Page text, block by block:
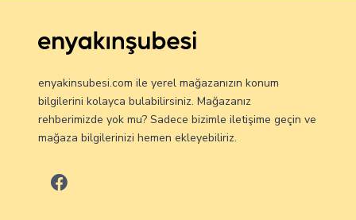
enyakinsubesi.com ile yerel mağazanızın konum
bilgilerini kolayca bulabilirsiniz. Mağazanız
rehberimizde yok mu? Sadece bizimle iletişime geçin ve
mağaza bilgilerinizi hemen ekleyebiliriz.